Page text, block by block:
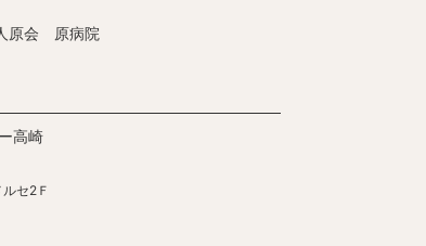
原会 原病院
高崎
セ2Ｆ